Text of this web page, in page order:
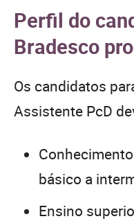
Perfil do
Bradesco
Os candidatos
Assistente PcD
básico a
Ensino